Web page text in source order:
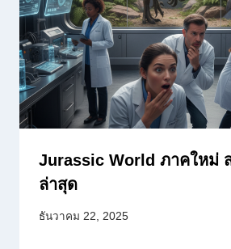
Jurassic World ภาคใหม่
ล่าสุด
ธันวาคม 22, 2025